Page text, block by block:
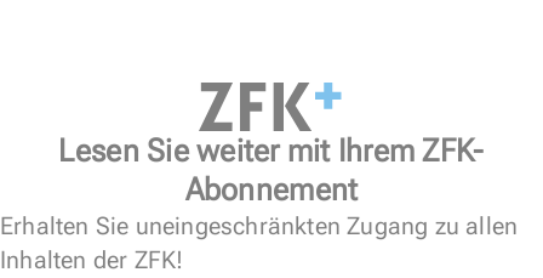
Lesen Sie weiter mit Ihrem ZFK-
Abonnement
Erhalten Sie uneingeschränkten Zugang zu allen
Inhalten der ZFK!